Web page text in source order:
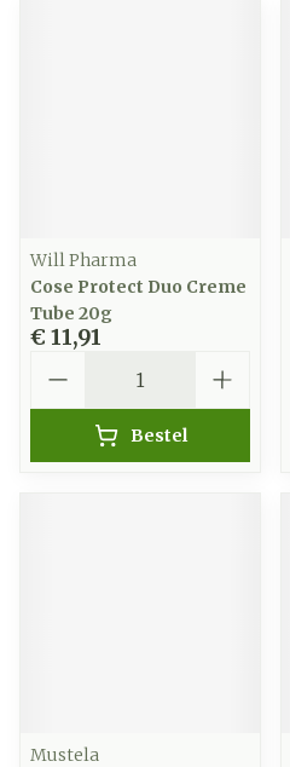
Will Pharma
Cose Protect Duo Creme
Tube 20g
€ 11,91
Bestel
Mustela